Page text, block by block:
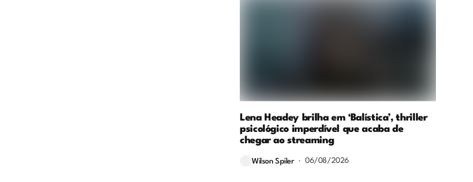
Lena Headey brilha em ‘Balística’, thriller
psicológico imperdível que acaba de
chegar ao streaming
Wilson Spiler 06/08/2026